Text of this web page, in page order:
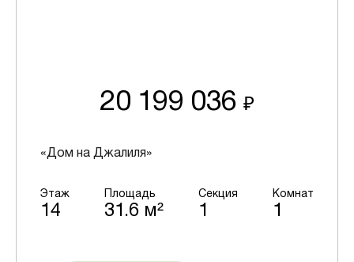
20 199 036₽
«Дом на Джалиля»
Этаж
14
Площадь
31.6 м²
Секция
1
Комнат
1